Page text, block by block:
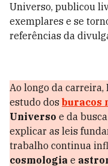
Universo, publicou
exemplares e se
referências da
Ao longo da
estudo dos buracos
Universo e da
explicar as leis
trabalho continua
cosmologia e